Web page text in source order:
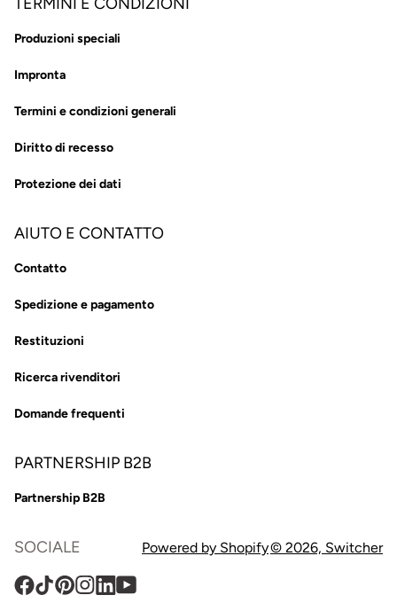
Produzioni speciali
Impronta
Termini e condizioni generali
Diritto di recesso
Protezione dei dati
AIUTO E CONTATTO
Contatto
Spedizione e pagamento
Restituzioni
Ricerca rivenditori
Domande frequenti
PARTNERSHIP B2B
Partnership B2B
SOCIALE
Facebook
TikTokPinterest
Instagram
Traduzione
YouTube
Powered by Shopify© 2026, Switcher